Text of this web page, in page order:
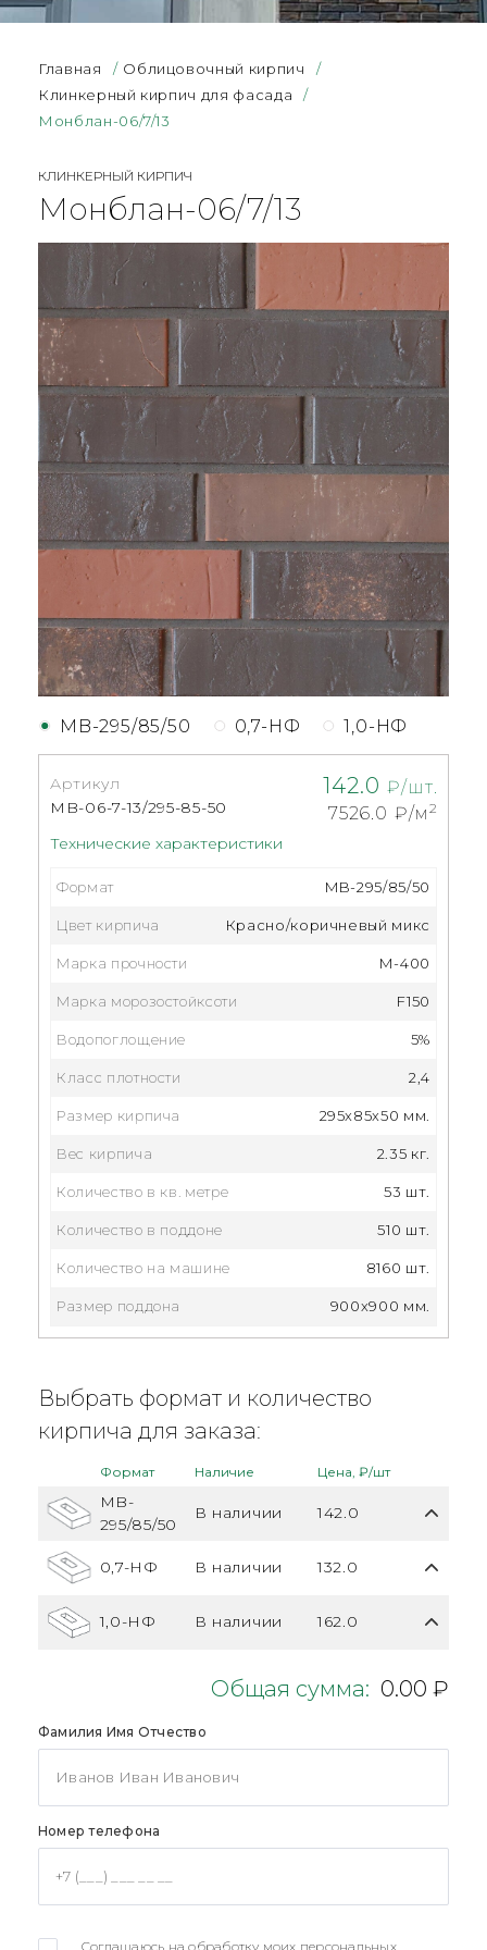
Главная / Облицовочный кирпич
/
Клинкерный кирпич для фасада
/
Монблан-06/7/13
КЛИНКЕРНЫЙ КИРПИЧ
Монблан-06/7/13
142.0 ₽/шт.
7526.0 ₽/м2
MB-295/85/50 0,7-НФ 1,0-НФ
Технические характеристики
Артикул
MB-06-7-13/295-85-50
Формат MB-295/85/50
Цвет кирпича Красно/коричневый микс
Марка прочности М-400
Марка морозостойксоти F150
Водопоглощение 5%
Класс плотности 2,4
Размер кирпича 295x85x50 мм.
Вес кирпича 2.35 кг.
Количество в кв. метре 53 шт.
Количество в поддоне 510 шт.
Количество на машине 8160 шт.
Размер поддона 900x900 мм.
Выбрать формат и количество
кирпича для заказа:
Формат Наличие Цена, ₽/шт
MB-
295/85/50
В наличии 142.0
0,7-НФ В наличии 132.0
1,0-НФ В наличии 162.0
Общая сумма: 0.00 ₽
Фамилия Имя Отчество
Номер телефона
Соглашаюсь на обработку моих персональных